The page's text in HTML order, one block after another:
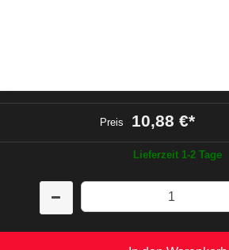
Preis 10,88 €*
Lieferzeit 1-2 Tage